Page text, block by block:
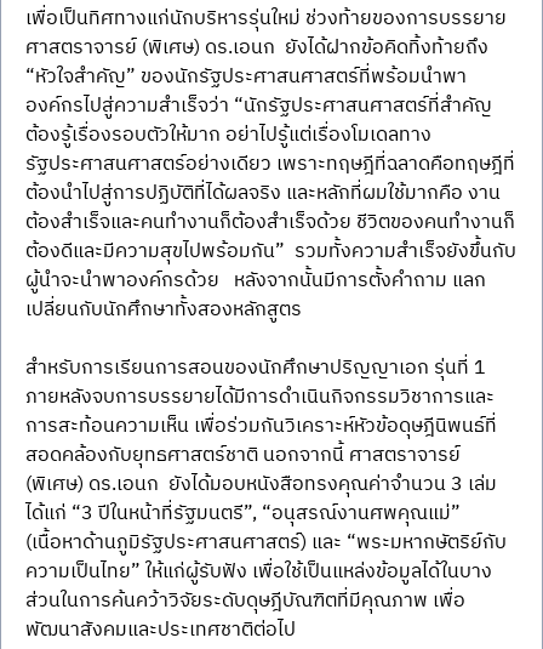
เพื่อเป็นทิศทางแก่นักบริหารรุ่นใหม่ ช่วงท้ายของการบรรยาย
ศาสตราจารย์ (พิเศษ) ดร.เอนก  ยังได้ฝากข้อคิดทิ้งท้ายถึง
“หัวใจสำคัญ” ของนักรัฐประศาสนศาสตร์ที่พร้อมนำพา
องค์กรไปสู่ความสำเร็จว่า “นักรัฐประศาสนศาสตร์ที่สำคัญ
ต้องรู้เรื่องรอบตัวให้มาก อย่าไปรู้แต่เรื่องโมเดลทาง
รัฐประศาสนศาสตร์อย่างเดียว เพราะทฤษฎีที่ฉลาดคือทฤษฎีที่
ต้องนำไปสู่การปฏิบัติที่ได้ผลจริง และหลักที่ผมใช้มากคือ งาน
ต้องสำเร็จและคนทำงานก็ต้องสำเร็จด้วย ชีวิตของคนทำงานก็
ต้องดีและมีความสุขไปพร้อมกัน”  รวมทั้งความสำเร็จยังขึ้นกับ
ผู้นำจะนำพาองค์กรด้วย   หลังจากนั้นมีการตั้งคำถาม แลก
เปลี่ยนกับนักศึกษาทั้งสองหลักสูตร
สำหรับการเรียนการสอนของนักศึกษาปริญญาเอก รุ่นที่ 1
ภายหลังจบการบรรยายได้มีการดำเนินกิจกรรมวิชาการและ
การสะท้อนความเห็น เพื่อร่วมกันวิเคราะห์หัวข้อดุษฎีนิพนธ์ที่
สอดคล้องกับยุทธศาสตร์ชาติ นอกจากนี้ ศาสตราจารย์
(พิเศษ) ดร.เอนก  ยังได้มอบหนังสือทรงคุณค่าจำนวน 3 เล่ม
ได้แก่ “3 ปีในหน้าที่รัฐมนตรี”, “อนุสรณ์งานศพคุณแม่”
(เนื้อหาด้านภูมิรัฐประศาสนศาสตร์) และ “พระมหากษัตริย์กับ
ความเป็นไทย” ให้แก่ผู้รับฟัง เพื่อใช้เป็นแหล่งข้อมูลได้ในบาง
ส่วนในการค้นคว้าวิจัยระดับดุษฎีบัณฑิตที่มีคุณภาพ เพื่อ
พัฒนาสังคมและประเทศชาติต่อไป